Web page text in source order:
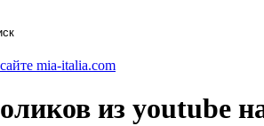
mia-italia.com
из youtube